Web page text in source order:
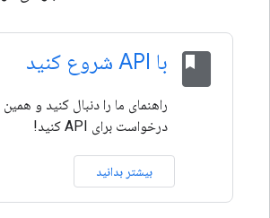
class با API شروع کنید
راهنمای ما را دنبال کنید و
درخواست برای API کنید!
بیشتر بدانید